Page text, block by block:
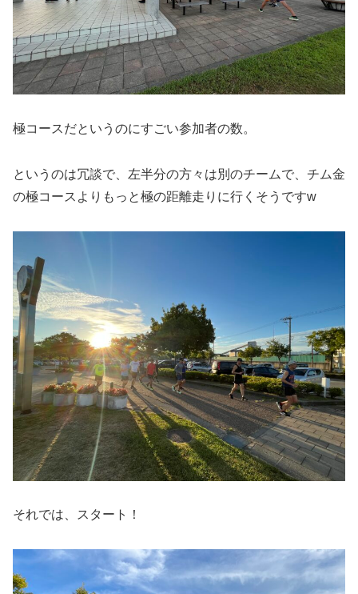
極コースだというのにすごい参加者の数。
というのは冗談で、左半分の方々は別のチームで、チム金
の極コースよりもっと極の距離走りに行くそうですw
それでは、スタート！